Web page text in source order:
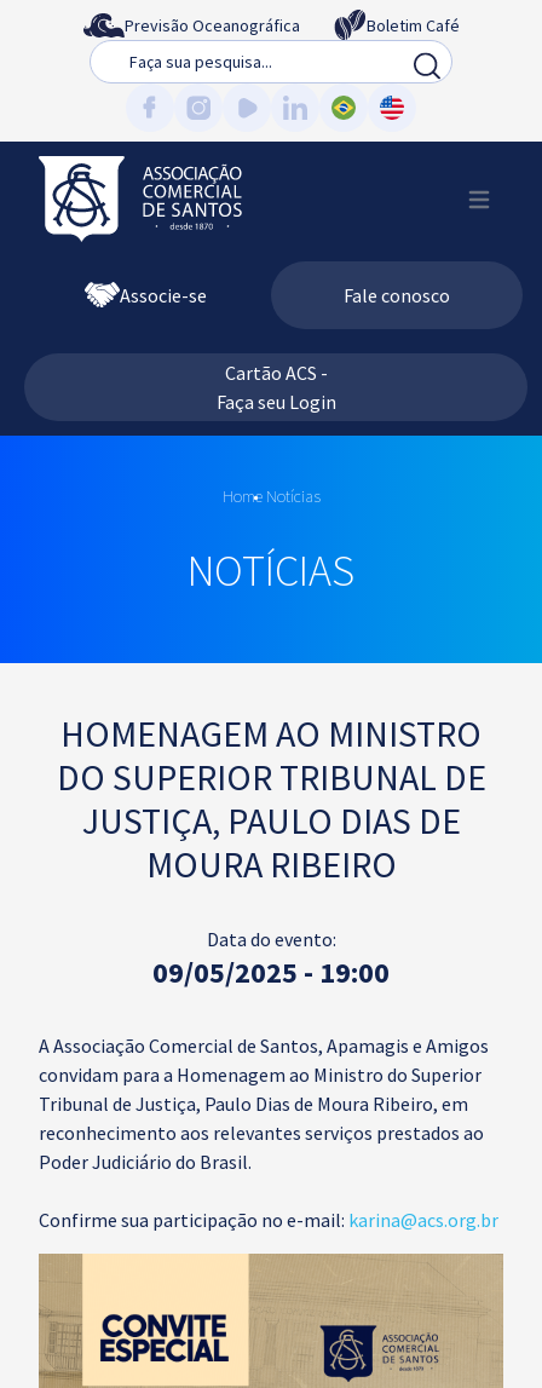
Previsão Oceanográfica
Boletim Café
Busca
Associe-se Fale conosco
Cartão ACS -
Faça seu Login
Home Notícias
NOTÍCIAS
HOMENAGEM AO MINISTRO
DO SUPERIOR TRIBUNAL DE
JUSTIÇA, PAULO DIAS DE
MOURA RIBEIRO
Data do evento:
09/05/2025 - 19:00
A Associação Comercial de Santos, Apamagis e Amigos
convidam para a Homenagem ao Ministro do Superior
Tribunal de Justiça, Paulo Dias de Moura Ribeiro, em
reconhecimento aos relevantes serviços prestados ao
Poder Judiciário do Brasil.
Confirme sua participação no e-mail: karina@acs.org.br